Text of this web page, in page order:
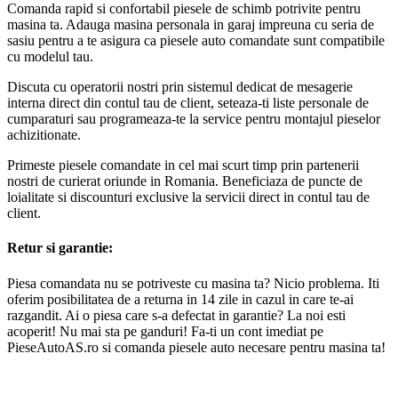
Comanda rapid si confortabil piesele de schimb potrivite pentru
masina ta. Adauga masina personala in garaj impreuna cu seria de
sasiu pentru a te asigura ca piesele auto comandate sunt compatibile
cu modelul tau.
Discuta cu operatorii nostri prin sistemul dedicat de mesagerie
interna direct din contul tau de client, seteaza-ti liste personale de
cumparaturi sau programeaza-te la service pentru montajul pieselor
achizitionate.
Primeste piesele comandate in cel mai scurt timp prin partenerii
nostri de curierat oriunde in Romania. Beneficiaza de puncte de
loialitate si discounturi exclusive la servicii direct in contul tau de
client.
Retur si garantie:
Piesa comandata nu se potriveste cu masina ta? Nicio problema. Iti
oferim posibilitatea de a returna in 14 zile in cazul in care te-ai
razgandit. Ai o piesa care s-a defectat in garantie? La noi esti
acoperit! Nu mai sta pe ganduri! Fa-ti un cont imediat pe
PieseAutoAS.ro si comanda piesele auto necesare pentru masina ta!